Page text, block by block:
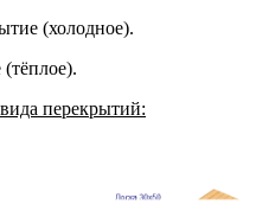
(холодное).
перекрытий: